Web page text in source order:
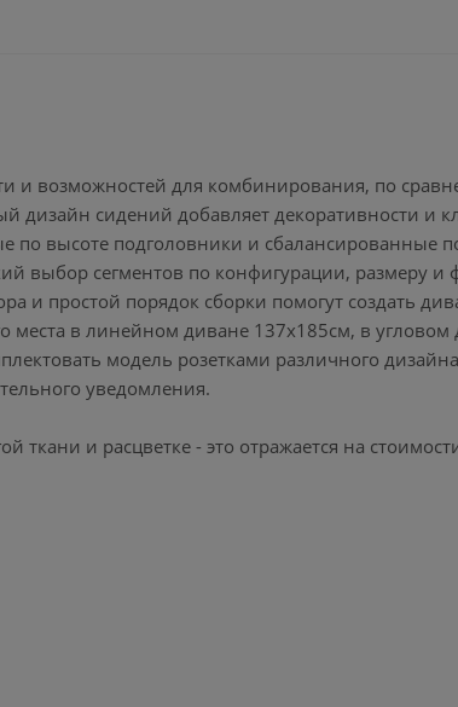
и возможностей для комбинирования, по
дизайн сидений добавляет декоративности и
по высоте подголовники и сбалансированные
выбор сегментов по конфигурации, размеру и
и простой порядок сборки помогут создать
места в линейном диване 137х185см, в угловом
модель розетками различного
уведомления.
ткани и расцветке - это отражается на